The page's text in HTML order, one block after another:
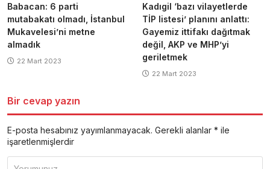
Babacan: 6 parti
mutabakatı olmadı, İstanbul
Mukavelesi’ni metne
almadık
22 Mart 2023
Kadıgil ‘bazı vilayetlerde
TİP listesi’ planını anlattı:
Gayemiz ittifakı dağıtmak
değil, AKP ve MHP’yi
geriletmek
22 Mart 2023
Bir cevap yazın
E-posta hesabınız yayımlanmayacak. Gerekli alanlar * ile
işaretlenmişlerdir